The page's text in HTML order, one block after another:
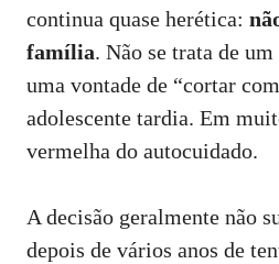
continua quase herética:
família. Não se trata de
uma vontade de “cortar
adolescente tardia. Em
vermelha do autocuidado.
A decisão geralmente não
depois de vários anos de